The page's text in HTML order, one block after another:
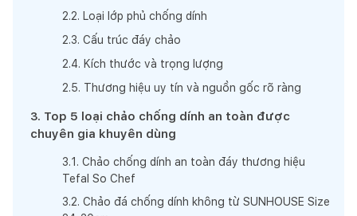
2.2. Loại lớp phủ chống dính
2.3. Cấu trúc đáy chảo
2.4. Kích thước và trọng lượng
2.5. Thương hiệu uy tín và nguồn gốc rõ ràng
3. Top 5 loại chảo chống dính an toàn được
chuyên gia khuyên dùng
3.1 . Chảo chống dính an toàn đáy thương hiệu
Tefal So Chef
3.2. Chảo đá chống dính không từ SUNHOUSE Size